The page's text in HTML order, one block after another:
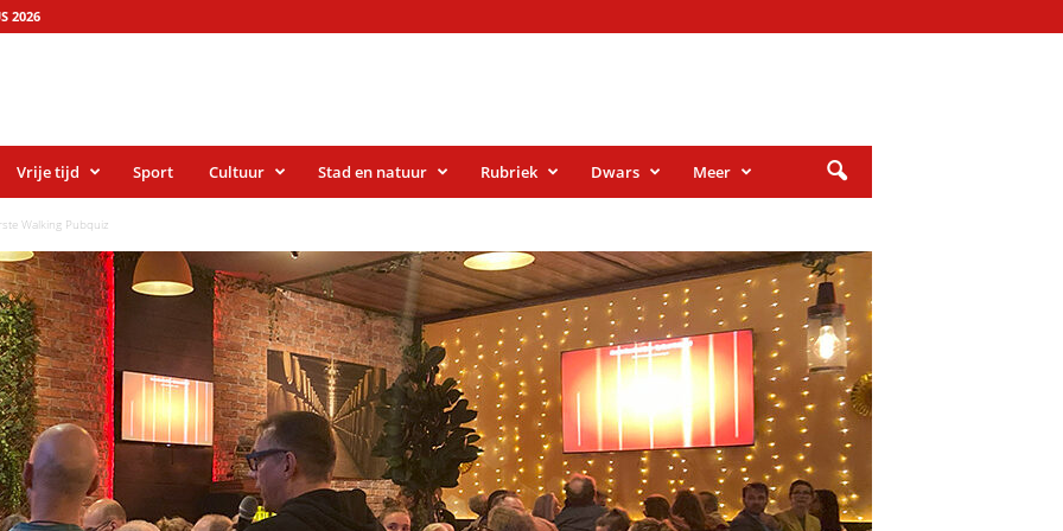
2026
Vrije tijd Sport Cultuur Stad en natuur Rubriek Dwars Meer
Walking Pubquiz